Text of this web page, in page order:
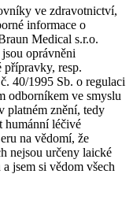
péči ve všech
informací se
Vyhledejte náš trh
ve zdravotnictví,
informace o
Medical s.r.o.
oprávněni
přípravky, resp.
40/1995 Sb. o regulaci
odborníkem ve smyslu
platném znění, tedy
humánní léčivé
na vědomí, že
nejsou určeny laické
jsem si vědom všech